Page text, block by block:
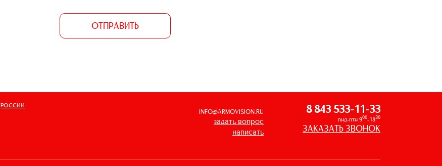
ОТПРАВИТЬ
РОССИИ
INFO@ARMOVISION.RU
задать вопрос
написать
8 843 533-11-33
пнд-птн 900-1830
ЗАКАЗАТЬ ЗВОНОК